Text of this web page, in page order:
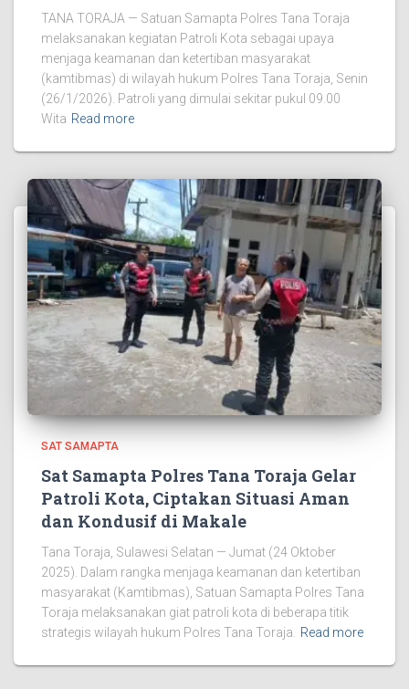
TANA TORAJA — Satuan Samapta Polres Tana Toraja
melaksanakan kegiatan Patroli Kota sebagai upaya
menjaga keamanan dan ketertiban masyarakat
(kamtibmas) di wilayah hukum Polres Tana Toraja, Senin
(26/1/2026). Patroli yang dimulai sekitar pukul 09.00
Wita Read more
SAT SAMAPTA
Sat Samapta Polres Tana Toraja Gelar
Patroli Kota, Ciptakan Situasi Aman
dan Kondusif di Makale
Tana Toraja, Sulawesi Selatan — Jumat (24 Oktober
2025). Dalam rangka menjaga keamanan dan ketertiban
masyarakat (Kamtibmas), Satuan Samapta Polres Tana
Toraja melaksanakan giat patroli kota di beberapa titik
strategis wilayah hukum Polres Tana Toraja.
Read more